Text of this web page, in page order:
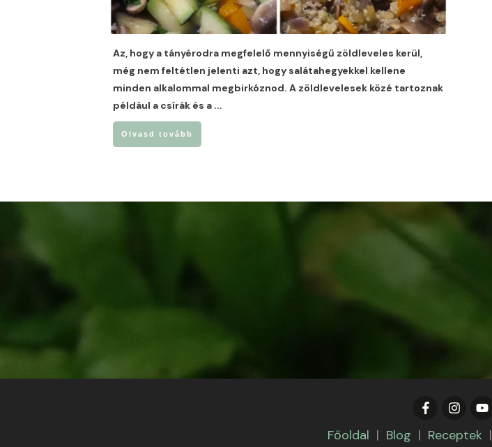
Az, hogy a tányérodra megfelelő mennyiségű zöldleveles kerül,
még nem feltétlen jelenti azt, hogy salátahegyekkel kellene
minden alkalommal megbirkóznod. A zöldlevelesek közé tartoznak
például a csírák és a ...
Olvasd tovább
Főoldal | Blog | Receptek |